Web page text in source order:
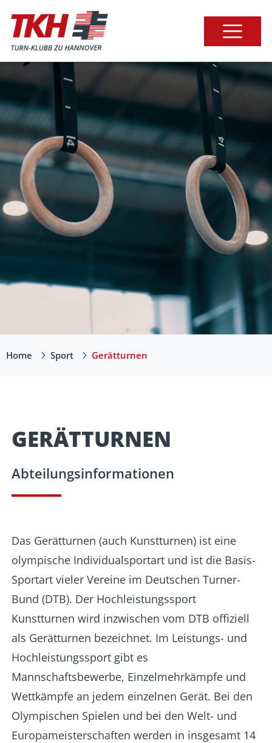
Home Sport Gerätturnen
GERÄTTURNEN
Abteilungsinformationen
Das Gerätturnen (auch Kunstturnen) ist eine
olympische Individualsportart und ist die Basis-
Sportart vieler Vereine im Deutschen Turner-
Bund (DTB). Der Hochleistungssport
Kunstturnen wird inzwischen vom DTB offiziell
als Gerätturnen bezeichnet. Im Leistungs- und
Hochleistungssport gibt es
Mannschaftsbewerbe, Einzelmehrkämpfe und
Wettkämpfe an jedem einzelnen Gerät. Bei den
Olympischen Spielen und bei den Welt- und
Europameisterschaften werden in insgesamt 14